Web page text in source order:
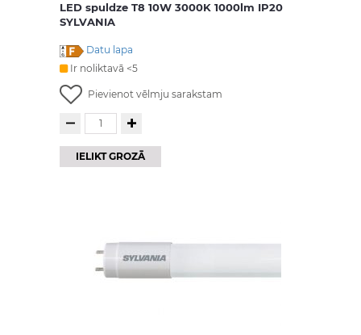
LED spuldze T8 10W 3000K 1000lm IP20
SYLVANIA
Datu lapa
Ir noliktavā <5
Pievienot vēlmju sarakstam
IELIKT GROZĀ